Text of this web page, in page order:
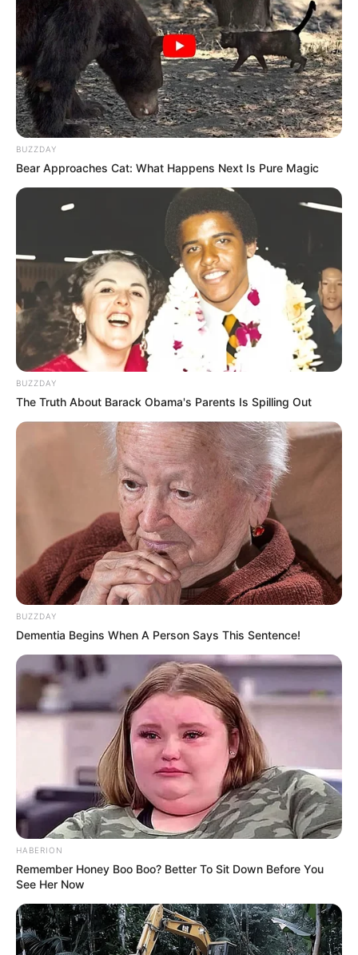
Jujutsu Kaisen
- /10 (- Votes)
Beri Rating & Review
Edit
arrow_forward_ios Baca selengkapnya
BUZZDAY
Bear Approaches Cat: What Happens Next Is Pure Magic
BUZZDAY
The Truth About Barack Obama's Parents Is Spilling Out
BUZZDAY
Dementia Begins When A Person Says This Sentence!
HABERION
Remember Honey Boo Boo? Better To Sit Down Before You
See Her Now